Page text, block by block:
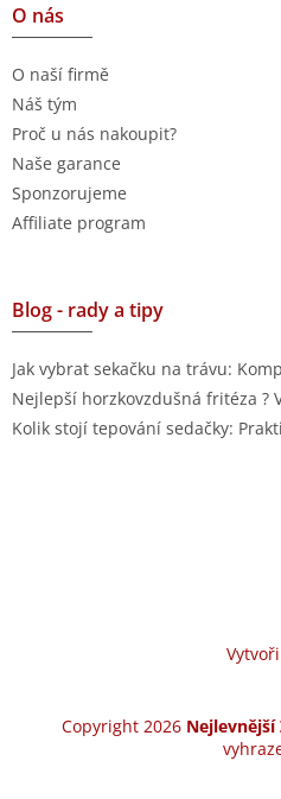
O nás
O naší firmě
Náš tým
Proč u nás nakoupit?
Naše garance
Sponzorujeme
Affiliate program
Blog - rady a tipy
Jak vybrat sekačku na trávu:
Nejlepší horzkovzdušná fritéza ?
Kolik stojí tepování sedačky:
Copyright 2026 Nejlevnější